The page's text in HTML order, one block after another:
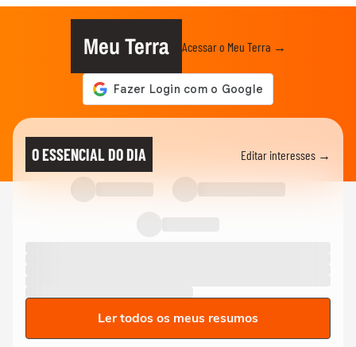
Meu Terra Acessar o Meu Terra →
O ESSENCIAL DO DIA Editar interesses →
Ler todos os meus resumos